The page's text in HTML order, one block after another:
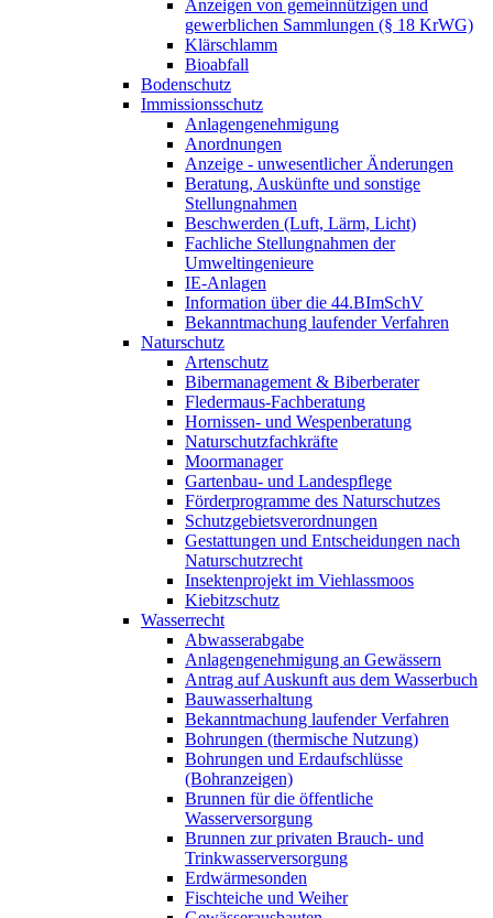
Anzeigen von gemeinnützigen und
gewerblichen Sammlungen (§ 18 KrWG)
Klärschlamm
Bioabfall
Bodenschutz
Immissionsschutz
Anlagengenehmigung
Anordnungen
Anzeige - unwesentlicher Änderungen
Beratung, Auskünfte und sonstige
Stellungnahmen
Beschwerden (Luft, Lärm, Licht)
Fachliche Stellungnahmen der
Umweltingenieure
IE-Anlagen
Information über die 44.BImSchV
Bekanntmachung laufender Verfahren
Naturschutz
Artenschutz
Bibermanagement & Biberberater
Fledermaus-Fachberatung
Hornissen- und Wespenberatung
Naturschutzfachkräfte
Moormanager
Gartenbau- und Landespflege
Förderprogramme des Naturschutzes
Schutzgebietsverordnungen
Gestattungen und Entscheidungen nach
Naturschutzrecht
Insektenprojekt im Viehlassmoos
Kiebitzschutz
Wasserrecht
Abwasserabgabe
Anlagengenehmigung an Gewässern
Antrag auf Auskunft aus dem Wasserbuch
Bauwasserhaltung
Bekanntmachung laufender Verfahren
Bohrungen (thermische Nutzung)
Bohrungen und Erdaufschlüsse
(Bohranzeigen)
Brunnen für die öffentliche
Wasserversorgung
Brunnen zur privaten Brauch- und
Trinkwasserversorgung
Erdwärmesonden
Fischteiche und Weiher